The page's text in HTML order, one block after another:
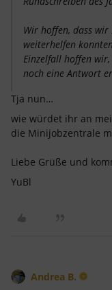
Wir hoffen, dass
weiterhelfen
Einzelfall hoffen
noch eine Antwort
Tja nun…
wie würdet ihr an
die Minijobzentrale
Liebe Grüße und
YuBl
Andrea B.